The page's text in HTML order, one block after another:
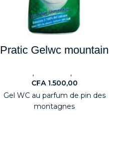
Pratic Gelwc mountain
, ,
CFA1.500,00
Gel WC au parfum de pin des
montagnes